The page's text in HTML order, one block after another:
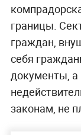
границы.
граждан,
себя
документы, а
законам, не